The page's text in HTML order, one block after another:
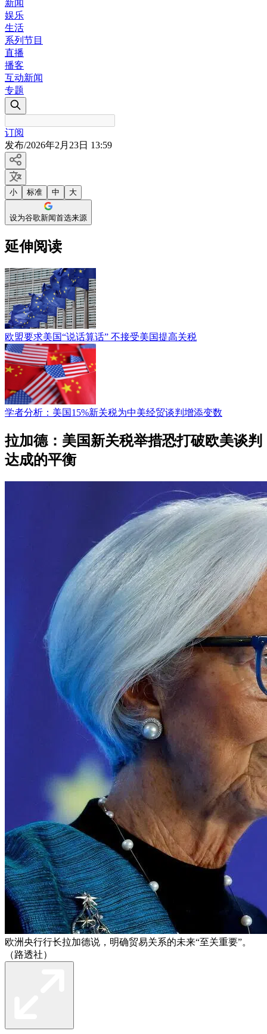
新闻
娱乐
生活
系列节目
直播
播客
互动新闻
专题
订阅
发布/2026年2月23日 13:59
小 标准 中 大
设为谷歌新闻首选来源
延伸阅读
欧盟要求美国“说话算话” 不接受美国提高关税
学者分析：美国15%新关税为中美经贸谈判增添变数
拉加德：美国新关税举措恐打破欧美谈判
达成的平衡
欧洲央行行长拉加德说，明确贸易关系的未来“至关重要”。
（路透社）